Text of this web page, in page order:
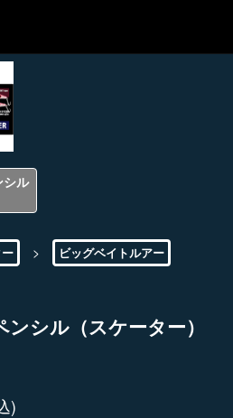
シル
> ビッグベイトルアー
シル（スケーター）
)